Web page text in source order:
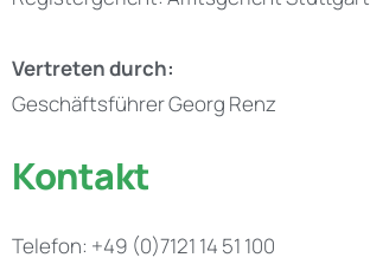
Vertreten durch:
Geschäftsführer Georg Renz
Kontakt
Telefon: +49 (0)7121 14 51 100